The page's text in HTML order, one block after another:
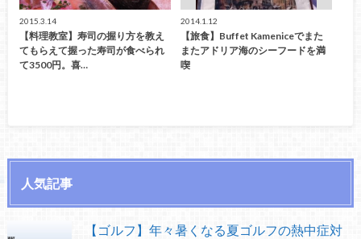
2015.3.14
【料理教室】寿司の握り方を教え
てもらえて握った寿司が食べられ
て3500円。喜…
2014.1.12
【旅食】Buffet Kameniceでまた
またアドリア海のシーフードを満
喫
人気記事
【ゴルフ】年々暑くなる夏ゴルフの熱中症対